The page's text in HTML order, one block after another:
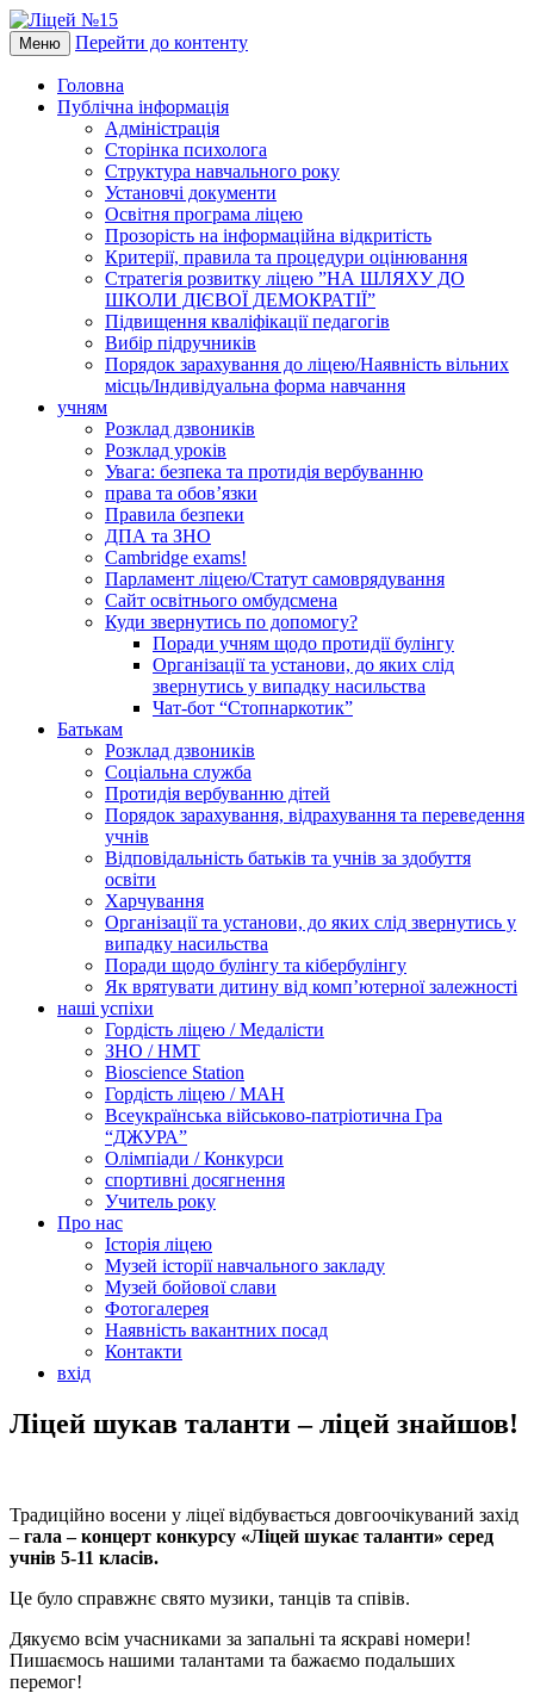
Меню Перейти до контенту
Головна
Публічна інформація
Адміністрація
Сторінка психолога
Структура навчального року
Установчі документи
Освітня програма ліцею
Прозорість на інформаційна відкритість
Критерії, правила та процедури оцінювання
Стратегія розвитку ліцею ”НА ШЛЯХУ ДО
ШКОЛИ ДІЄВОЇ ДЕМОКРАТІЇ”
Підвищення кваліфікації педагогів
Вибір підручників
Порядок зарахування до ліцею/Наявність вільних
місць/Індивідуальна форма навчання
учням
Розклад дзвоників
Розклад уроків
Увага: безпека та протидія вербуванню
права та обов’язки
Правила безпеки
ДПА та ЗНО
Cambridge exams!
Парламент ліцею/Статут самоврядування
Сайт освітнього омбудсмена
Куди звернутись по допомогу?
Поради учням щодо протидії булінгу
Організації та установи, до яких слід
звернутись у випадку насильства
Чат-бот “Стопнаркотик”
Батькам
Розклад дзвоників
Соціальна служба
Протидія вербуванню дітей
Порядок зарахування, відрахування та переведення
учнів
Відповідальність батьків та учнів за здобуття
освіти
Харчування
Організації та установи, до яких слід звернутись у
випадку насильства
Поради щодо булінгу та кібербулінгу
Як врятувати дитину від комп’ютерної залежності
наші успіхи
Гордість ліцею / Медалісти
ЗНО / НМТ
Bioscience Station
Гордість ліцею / МАН
Всеукраїнська військово-патріотична Гра
“ДЖУРА”
Олімпіади / Конкурси
спортивні досягнення
Учитель року
Про нас
Історія ліцею
Музей історії навчального закладу
Музей бойової слави
Фотогалерея
Наявність вакантних посад
Контакти
вхід
Ліцей шукав таланти – ліцей знайшов!
Традиційно восени у ліцеї відбувається довгоочікуваний захід
– гала – концерт конкурсу «Ліцей шукає таланти» серед
учнів 5-11 класів.
Це було справжнє свято музики, танців та співів.
Дякуємо всім учасниками за запальні та яскраві номери!
Пишаємось нашими талантами та бажаємо подальших
перемог!